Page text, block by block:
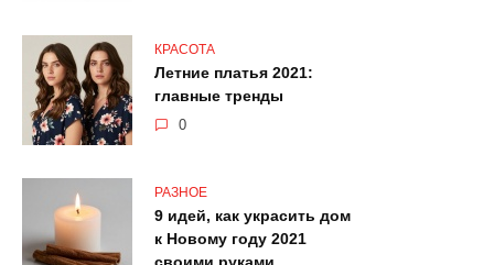
КРАСОТА
Летние платья 2021:
главные тренды
0
РАЗНОЕ
9 идей, как украсить дом
к Новому году 2021